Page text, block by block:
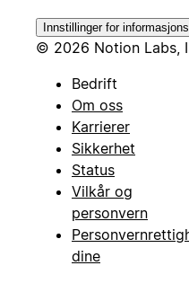
Innstillinger for
© 2026 Notion Labs,
Bedrift
Om oss
Karrierer
Sikkerhet
Status
Vilkår og
personvern
dine